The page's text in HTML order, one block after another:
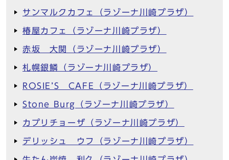
サンマルクカフェ（ラゾーナ川崎プラザ）
椿屋カフェ（ラゾーナ川崎プラザ）
赤坂 大関（ラゾーナ川崎プラザ）
札幌銀鱗（ラゾーナ川崎プラザ）
ROSIE’S CAFE（ラゾーナ川崎プラザ）
Stone Burg（ラゾーナ川崎プラザ）
カプリチョーザ（ラゾーナ川崎プラザ）
デリッシュ ウフ（ラゾーナ川崎プラザ）